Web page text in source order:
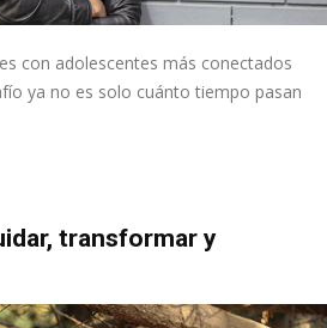
con adolescentes más conectados
ya no es solo cuánto tiempo pasan
transformar y